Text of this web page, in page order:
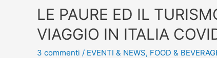
LE PAURE ED IL
VIAGGIO IN ITALIA
3 commenti / EVENTI & NEWS, FOOD &